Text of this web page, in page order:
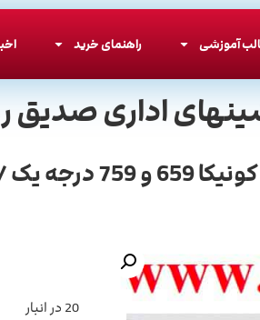
آموزشی راهنمای خرید
اداری صدیق
20 در انبار